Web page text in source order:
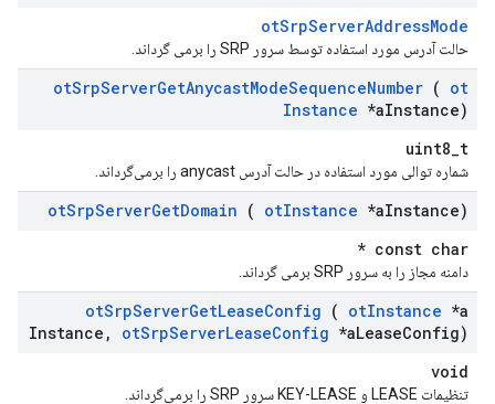
otSrpServerAddressMode
حالت آدرس مورد استفاده توسط سرور SRP را برمی گرداند.
otSrpServerGetAnycastModeSequenceNumber ( ot
Instance *aInstance)
uint8_t
شماره توالی مورد استفاده در حالت آدرس anycast را برمی‌گرداند.
otSrpServerGetDomain ( otInstance *aInstance)
const char *
دامنه مجاز را به سرور SRP برمی گرداند.
otSrpServerGetLeaseConfig ( otInstance *a
Instance , otSrpServerLeaseConfig *aLeaseConfig)
void
تنظیمات LEASE و KEY-LEASE سرور SRP را برمی‌گرداند.